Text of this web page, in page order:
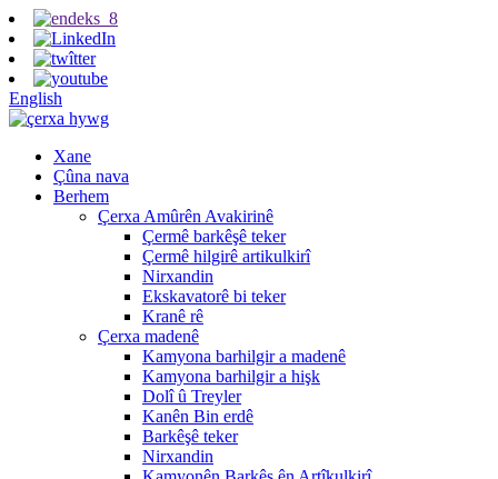
English
Xane
Çûna nava
Berhem
Çerxa Amûrên Avakirinê
Çermê barkêşê teker
Çermê hilgirê artikulkirî
Nirxandin
Ekskavatorê bi teker
Kranê rê
Çerxa madenê
Kamyona barhilgir a madenê
Kamyona barhilgir a hişk
Dolî û Treyler
Kanên Bin erdê
Barkêşê teker
Nirxandin